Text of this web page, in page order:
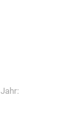
Jahr: